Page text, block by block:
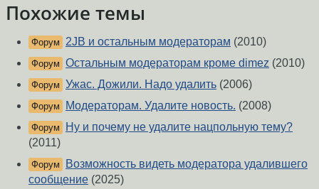
Похожие темы
Форум 2JB и остальным модераторам (2010)
Форум Остальным модераторам кроме dimez (2010)
Форум Ужас. Дожили. Надо удалить (2006)
Форум Модераторам. Удалите новость. (2008)
Форум
Ну и почему не удалите нацпольную тему?
(2011)
Форум
Возможность видеть модератора удалившего
сообщение (2025)